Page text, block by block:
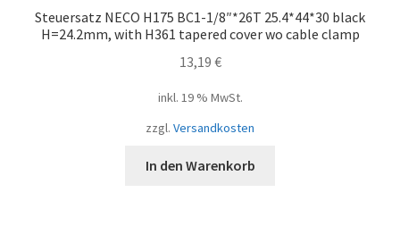
Steuersatz NECO H175 BC1-1/8″*26T 25.4*44*30 black
H=24.2mm, with H361 tapered cover wo cable clamp
13,19 €
inkl. 19 % MwSt.
zzgl. Versandkosten
In den Warenkorb